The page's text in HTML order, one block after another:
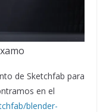
de Sketchfab para
en el
blender-